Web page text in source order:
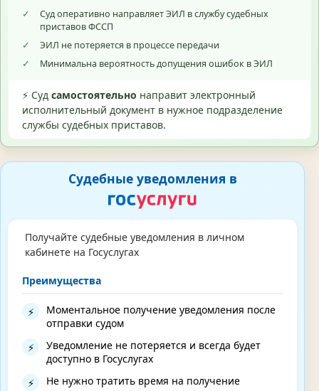
✓
Суд оперативно направляет ЭИЛ в службу судебных
приставов ФССП
✓
ЭИЛ не потеряется в процессе передачи
✓
Минимальна вероятность допущения ошибок в ЭИЛ
⚡ Суд самостоятельно направит электронный
исполнительный документ в нужное подразделение
службы судебных приставов.
Судебные уведомления в
Получайте судебные уведомления в личном
кабинете на Госуслугах
Преимущества
⚡
Моментальное получение уведомления после
отправки судом
⚡
Уведомление не потеряется и всегда будет
доступно в Госуслугах
⚡
Не нужно тратить время на получение